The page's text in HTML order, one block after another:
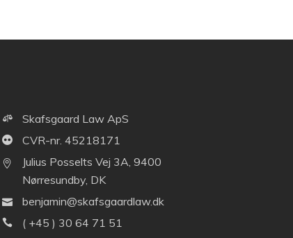
Skafsgaard Law ApS
CVR-nr. 45218171
Julius Posselts Vej 3A, 9400
Nørresundby, DK
benjamin@skafsgaardlaw.dk
( +45 ) 30 64 71 51